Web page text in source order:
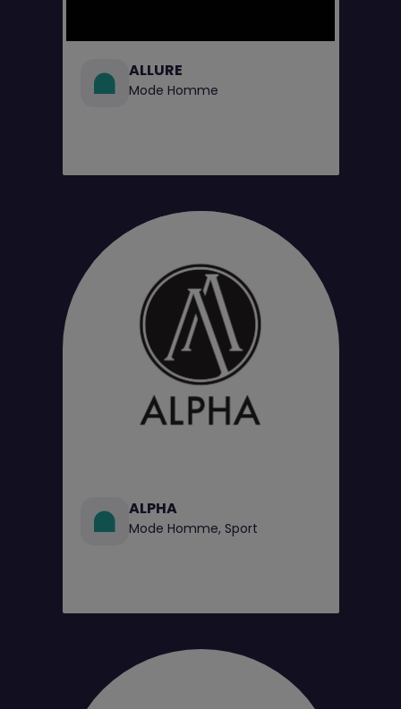
ALLURE
Mode Homme
ALPHA
Mode Homme, Sport